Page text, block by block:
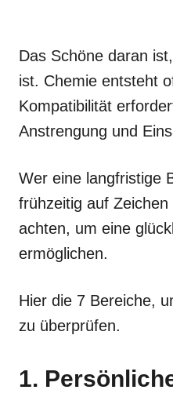
Das Schöne daran
ist. Chemie entsteht
Kompatibilität
Anstrengung und
Wer eine langfristige
frühzeitig auf
achten, um eine
ermöglichen.
Hier die 7 Bereiche,
zu überprüfen.
1.